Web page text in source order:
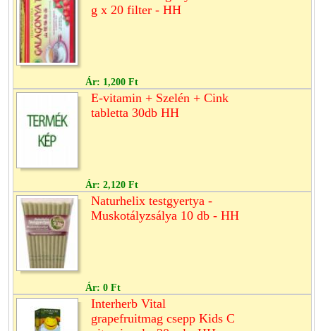
g x 20 filter - HH
Ár: 1,200 Ft
E-vitamin + Szelén + Cink
tabletta 30db HH
Ár: 2,120 Ft
Naturhelix testgyertya -
Muskotályzsálya 10 db - HH
Ár: 0 Ft
Interherb Vital
grapefruitmag csepp Kids C